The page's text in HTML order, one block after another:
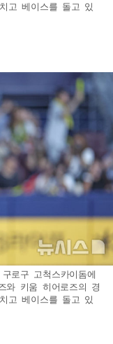
고 베이스를 돌고 있
로구 고척스카이돔에
와 키움 히어로즈의 경
고 베이스를 돌고 있